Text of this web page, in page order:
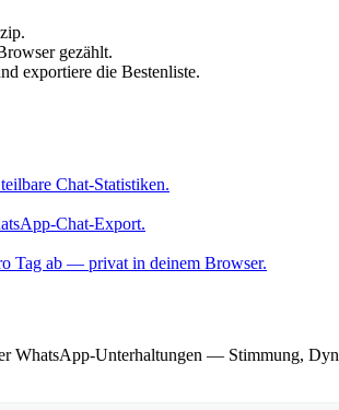
gezählt.
exportiere die Bestenliste.
Chat-Statistiken.
Chat-Export.
Tag ab — privat in deinem Browser.
WhatsApp-Unterhaltungen — Stimmung,